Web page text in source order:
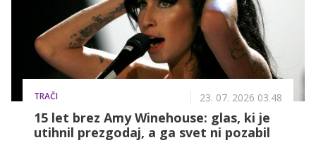
TRAČI 23. 07. 2026 03.48
15 let brez Amy Winehouse: glas, ki je
utihnil prezgodaj, a ga svet ni pozabil